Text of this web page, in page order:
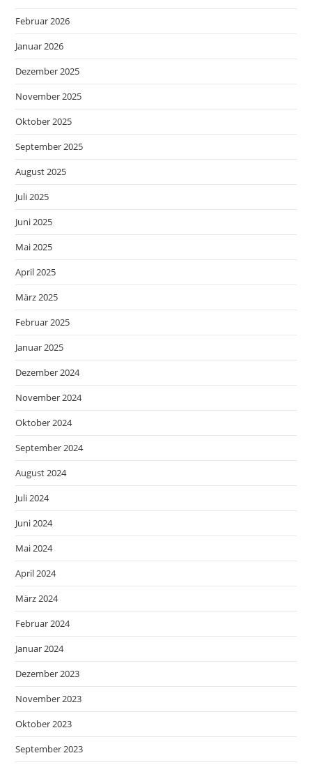
Februar 2026
Januar 2026
Dezember 2025
November 2025
Oktober 2025
September 2025
August 2025
Juli 2025
Juni 2025
Mai 2025
April 2025
März 2025
Februar 2025
Januar 2025
Dezember 2024
November 2024
Oktober 2024
September 2024
August 2024
Juli 2024
Juni 2024
Mai 2024
April 2024
März 2024
Februar 2024
Januar 2024
Dezember 2023
November 2023
Oktober 2023
September 2023